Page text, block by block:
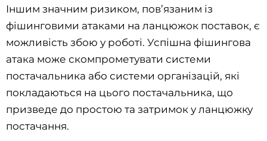
Іншим значним ризиком, пов’язаним із
фішинговими атаками на ланцюжок поставок, є
можливість збою у роботі. Успішна фішингова
атака може скомпрометувати системи
постачальника або системи організацій, які
покладаються на цього постачальника, що
призведе до простою та затримок у ланцюжку
постачання.